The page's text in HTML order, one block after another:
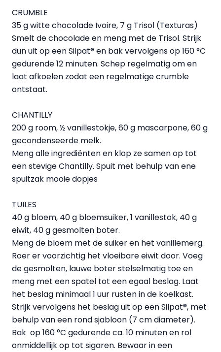
CRUMBLE
35 g witte chocolade Ivoire, 7 g Trisol (Texturas)
Smelt de chocolade en meng met de Trisol. Strijk
dun uit op een Silpat® en bak vervolgens op 160 °C
gedurende 12 minuten. Schep regelmatig om en
laat afkoelen zodat een regelmatige crumble
ontstaat.
CHANTILLY
200 g room, ½ vanillestokje, 60 g mascarpone, 60 g
gecondenseerde melk.
Meng alle ingrediënten en klop ze samen op tot
een stevige Chantilly. Spuit met behulp van ene
spuitzak mooie dopjes
TUILES
40 g bloem, 40 g bloemsuiker, 1 vanillestok, 40 g
eiwit, 40 g gesmolten boter.
Meng de bloem met de suiker en het vanillemerg.
Roer er voorzichtig het vloeibare eiwit door. Voeg
de gesmolten, lauwe boter stelselmatig toe en
meng met een spatel tot een egaal beslag. Laat
het beslag minimaal 1 uur rusten in de koelkast.
Strijk vervolgens het beslag uit op een Silpat®, met
behulp van een rond sjabloon (7 cm diameter).
Bak op 160 °C gedurende ca. 10 minuten en rol
onmiddellijk op tot sigaren. Bewaar in een